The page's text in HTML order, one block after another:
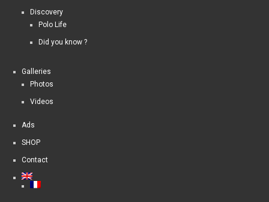
Discovery
Polo Life
Did you know ?
Galleries
Photos
Videos
Ads
SHOP
Contact